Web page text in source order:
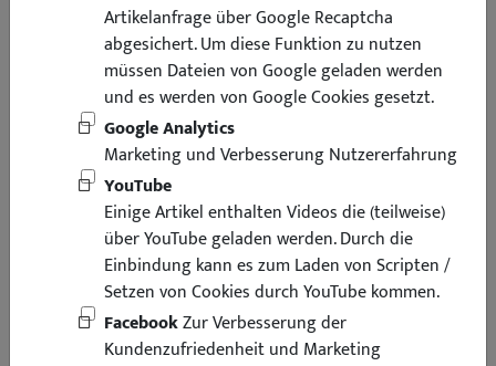
Artikelanfrage über Google Recaptcha
abgesichert. Um diese Funktion zu nutzen
müssen Dateien von Google geladen werden
und es werden von Google Cookies gesetzt.
Google Analytics
Marketing und Verbesserung Nutzererfahrung
YouTube
Einige Artikel enthalten Videos die (teilweise)
über YouTube geladen werden. Durch die
Einbindung kann es zum Laden von Scripten /
Setzen von Cookies durch YouTube kommen.
FacebookZur Verbesserung der
Kundenzufriedenheit und Marketing